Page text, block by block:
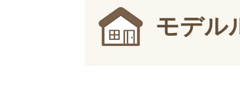
モデル